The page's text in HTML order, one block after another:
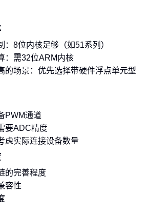
：8位内核足够（如51系列）
：需32位ARM内核
的场景：优先选择带硬件浮点单元型
PWM通道
要ADC精度
虑实际连接设备数量
的完善程度
容性